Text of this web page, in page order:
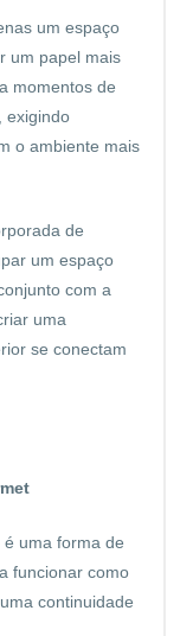
um espaço
um papel mais
momentos de
exigindo
o ambiente mais
de
um espaço
com a
uma
se conectam
uma forma de
funcionar como
continuidade